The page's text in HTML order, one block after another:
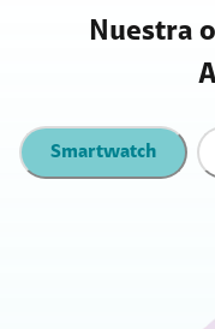
Nuestra
Smartwatch